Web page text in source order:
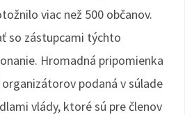
viac než 500 občanov.
so zástupcami týchto
Hromadná pripomienka
podaná v súlade
vlády, ktoré sú pre členov